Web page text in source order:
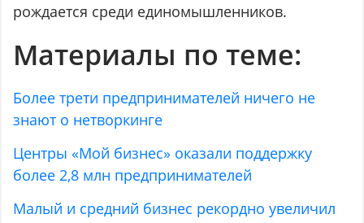
рождается среди единомышленников.
Материалы по теме:
Более трети предпринимателей ничего не
знают о нетворкинге
Центры «Мой бизнес» оказали поддержку
более 2,8 млн предпринимателей
Малый и средний бизнес рекордно увеличил